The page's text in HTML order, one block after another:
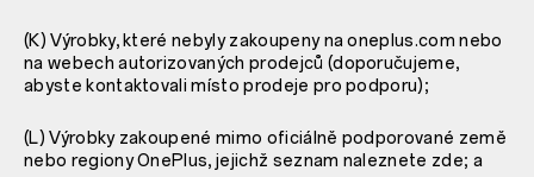
(K) Výrobky, které nebyly zakoupeny na oneplus.com nebo
na webech autorizovaných prodejců (doporučujeme,
abyste kontaktovali místo prodeje pro podporu);
(L) Výrobky zakoupené mimo oficiálně podporované země
nebo regiony OnePlus, jejichž seznam naleznete zde; a